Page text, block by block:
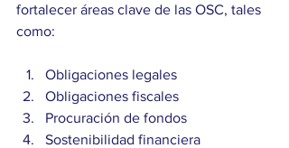
fortalecer áreas clave de las OSC, tales
como:
Obligaciones legales
Obligaciones fiscales
Procuración de fondos
Sostenibilidad financiera